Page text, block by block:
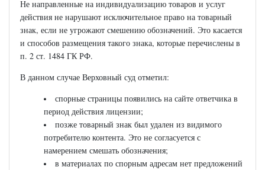
Не направленные на индивидуализацию товаров и услуг
действия не нарушают исключительное право на товарный
знак, если не угрожают смешению обозначений. Это касается
и способов размещения такого знака, которые перечислены в
п. 2 ст. 1484 ГК РФ.
В данном случае Верховный суд отметил:
спорные страницы появились на сайте ответчика в
период действия лицензии;
позже товарный знак был удален из видимого
потребителю контента. Это не согласуется с
намерением смешать обозначения;
в материалах по спорным адресам нет предложений